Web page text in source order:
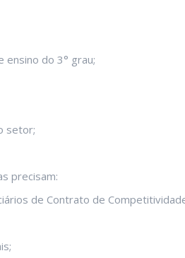
do 3° grau;
setor;
precisam:
de Contrato de